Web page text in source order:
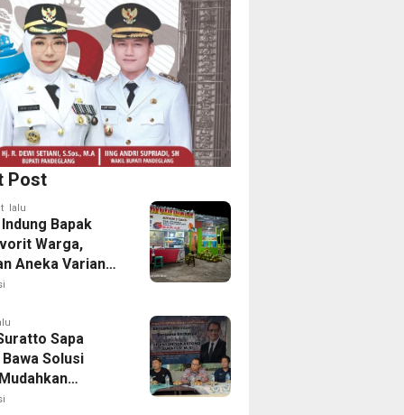
Post
lalu
Bapak
Warga,
Aneka Varian
Muda
Sapa
Solusi